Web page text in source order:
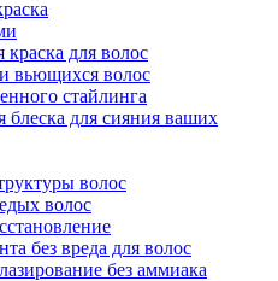
для волос
вьющихся волос
стайлинга
блеска для сияния ваших
волос
волос
без вреда для волос
без аммиака